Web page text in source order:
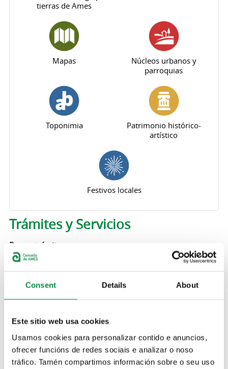
Consent Details About
Este sitio web usa cookies
Usamos cookies para personalizar contido e anuncios,
ofrecer funcións de redes sociais e analizar o noso
tráfico. Tamén compartimos información sobre o seu uso
tierras de Ames
Mapas
Núcleos urbanos y
parroquias
Toponimia
Patrimonio histórico-
artístico
Festivos locales
Trámites y Servicios
Buscar trámites por
Tipo
Temas
Palabras clave